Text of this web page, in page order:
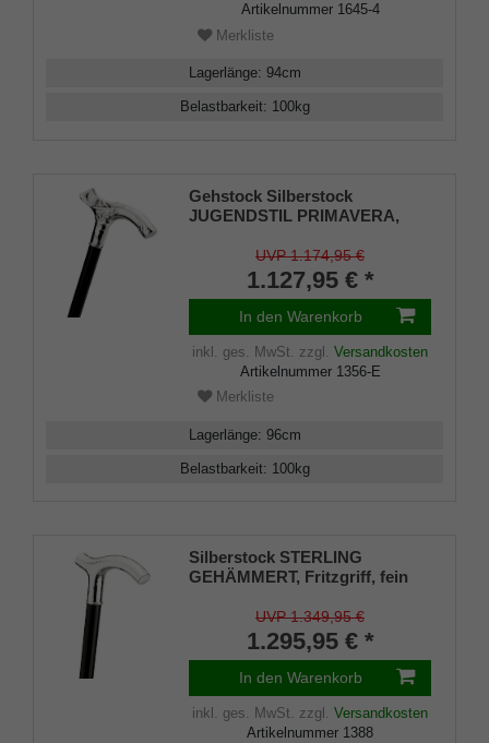
Artikelnummer 1645-4
Merkliste
Lagerlänge: 94cm
Belastbarkeit: 100kg
Gehstock Silberstock
JUGENDSTIL PRIMAVERA,
echtem 925/1000 Sterlingsilber
mit aufwändigen Ziselierungen,
aufgesetzt auf einen Stock aus
edlem Makassar-Ebenholz,
inklusiv Gummipuffer.
UVP 1.174,95 €
1.127,95 € *
In den Warenkorb
inkl. ges. MwSt. zzgl. Versandkosten
Artikelnummer 1356-E
Merkliste
Lagerlänge: 96cm
Belastbarkeit: 100kg
Silberstock STERLING
GEHÄMMERT, Fritzgriff, fein
925/1000 Sterling Silber, Stock
edles Makassar Ebenholz,
Gummipuffer
UVP 1.349,95 €
1.295,95 € *
In den Warenkorb
inkl. ges. MwSt. zzgl. Versandkosten
Artikelnummer 1388